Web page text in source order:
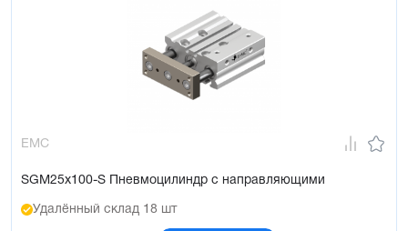
EMC
SGM25x100-S Пневмоцилиндр с направляющими
Удалённый склад 18 шт